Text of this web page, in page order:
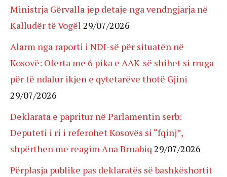
Ministrja Gërvalla jep detaje nga vendngjarja në
Kalludër të Vogël 29/07/2026
Alarm nga raporti i NDI-së për situatën në
Kosovë: Oferta me 6 pika e AAK-së shihet si rruga
për të ndalur ikjen e qytetarëve thotë Gjini
29/07/2026
Deklarata e papritur në Parlamentin serb:
Deputeti i ri i referohet Kosovës si “fqinj”,
shpërthen me reagim Ana Brnabiq 29/07/2026
Përplasja publike pas deklaratës së bashkëshortit